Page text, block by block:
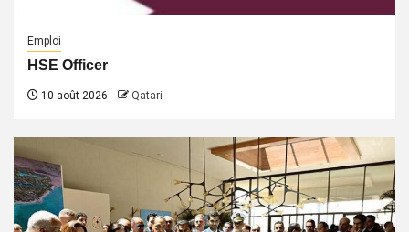
Emploi
HSE Officer
10 août 2026 Qatari